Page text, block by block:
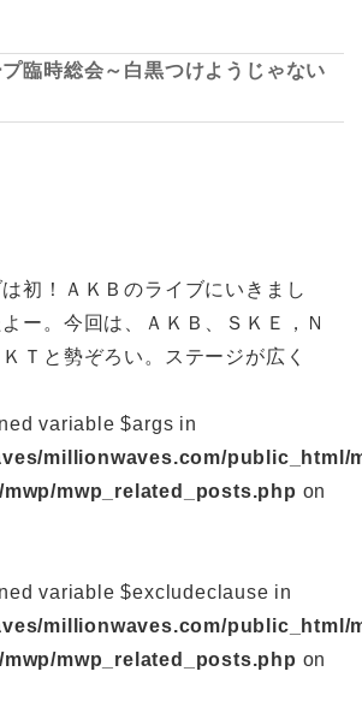
臨時総会～白黒つけようじゃない
初！ＡＫＢのライブにいきまし
ー。今回は、ＡＫＢ、ＳＫＥ，Ｎ
Ｔと勢ぞろい。ステージが広く
variable $args in
millionwaves.com/public_html/
mwp_related_posts.php on
variable $excludeclause in
millionwaves.com/public_html/
mwp_related_posts.php on